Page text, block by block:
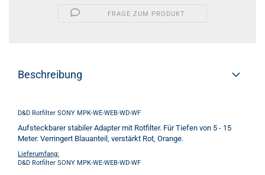
FRAGE ZUM PRODUKT
Beschreibung
D&D Rotfilter SONY MPK-WE-WEB-WD-WF
Aufsteckbarer stabiler Adapter mit Rotfilter. Für Tiefen von 5 - 15
Meter. Verringert Blauanteil, verstärkt Rot, Orange.
Lieferumfang:
D&D Rotfilter SONY MPK-WE-WEB-WD-WF